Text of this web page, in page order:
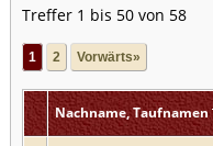
Treffer 1 bis 50 von 58
1 2 Vorwärts»
Nachname, Taufnamen